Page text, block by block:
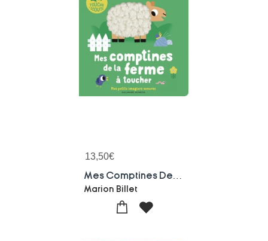
13,50€
Marion Billet